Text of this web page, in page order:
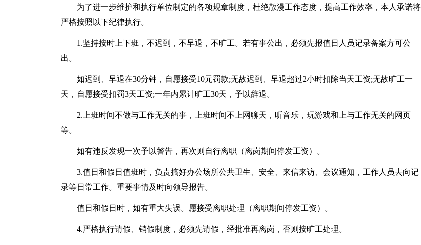
为了进一步维护和执行单位制定的各项规章制度，杜绝散漫工作态度，提高工作效率，本人承诺将
严格按照以下纪律执行。
1.坚持按时上下班，不迟到，不早退，不旷工。若有事公出，必须先报值日人员记录备案方可公
出。
如迟到、早退在30分钟，自愿接受10元罚款;无故迟到、早退超过2小时扣除当天工资;无故旷工一
天，自愿接受扣罚3天工资;一年内累计旷工30天，予以辞退。
2.上班时间不做与工作无关的事，上班时间不上网聊天，听音乐，玩游戏和上与工作无关的网页
等。
如有违反发现一次予以警告，再次则自行离职（离岗期间停发工资）。
3.值日和假日值班时，负责搞好办公场所公共卫生、安全、来信来访、会议通知，工作人员去向记
录等日常工作。重要事情及时向领导报告。
值日和假日时，如有重大失误。愿接受离职处理（离职期间停发工资）。
4.严格执行请假、销假制度，必须先请假，经批准再离岗，否则按旷工处理。